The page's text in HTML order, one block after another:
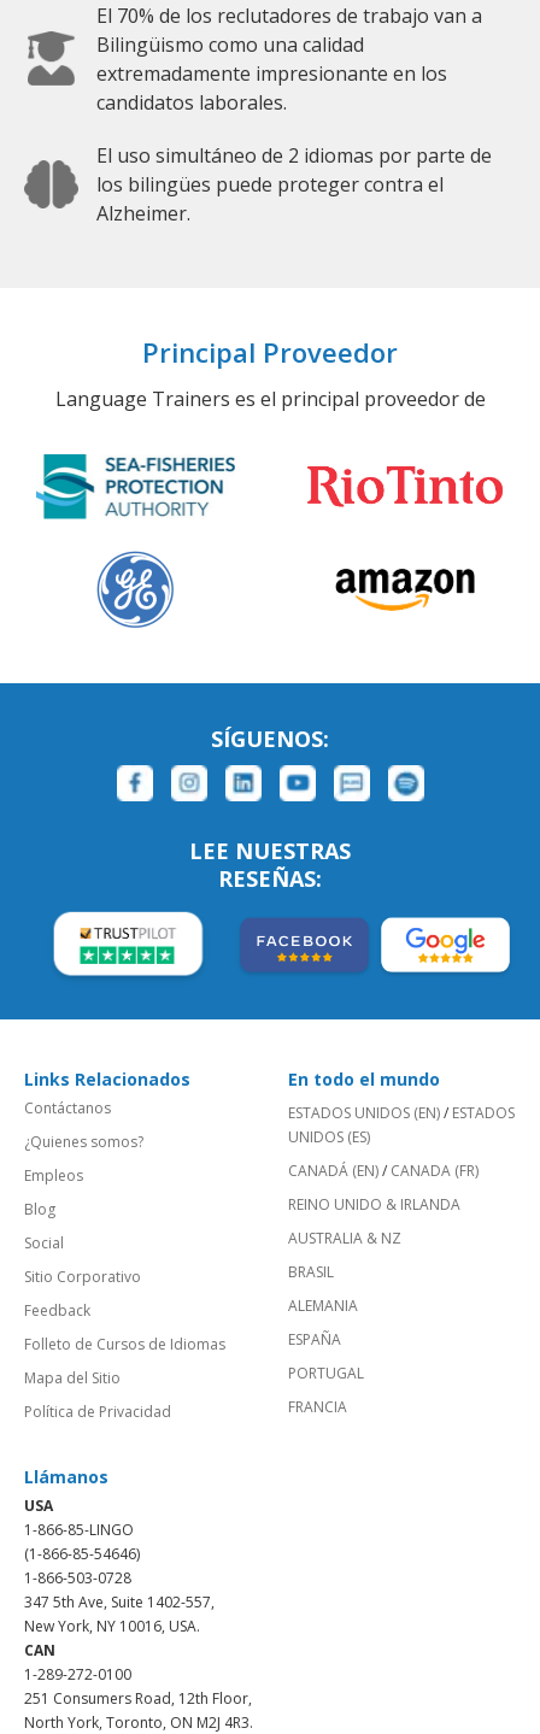
El 70% de los reclutadores de trabajo van a
Bilingüismo como una calidad
extremadamente impresionante en los
candidatos laborales.
El uso simultáneo de 2 idiomas por parte de
los bilingües puede proteger contra el
Alzheimer.
Principal Proveedor
Language Trainers es el principal proveedor de
SÍGUENOS:
LEE NUESTRAS
RESEÑAS:
Links Relacionados
Contáctanos
¿Quienes somos?
Empleos
Blog
Social
Sitio Corporativo
Feedback
Folleto de Cursos de Idiomas
Mapa del Sitio
Política de Privacidad
En todo el mundo
ESTADOS UNIDOS (EN)/ ESTADOS
UNIDOS (ES)
CANADÁ (EN)/ CANADA (FR)
REINO UNIDO & IRLANDA
AUSTRALIA & NZ
BRASIL
ALEMANIA
ESPAÑA
PORTUGAL
FRANCIA
Llámanos
USA
1-866-85-LINGO
(1-866-85-54646)
1-866-503-0728
347 5th Ave, Suite 1402-557,
New York, NY 10016, USA.
CAN
1-289-272-0100
251 Consumers Road, 12th Floor,
North York, Toronto, ON M2J 4R3.